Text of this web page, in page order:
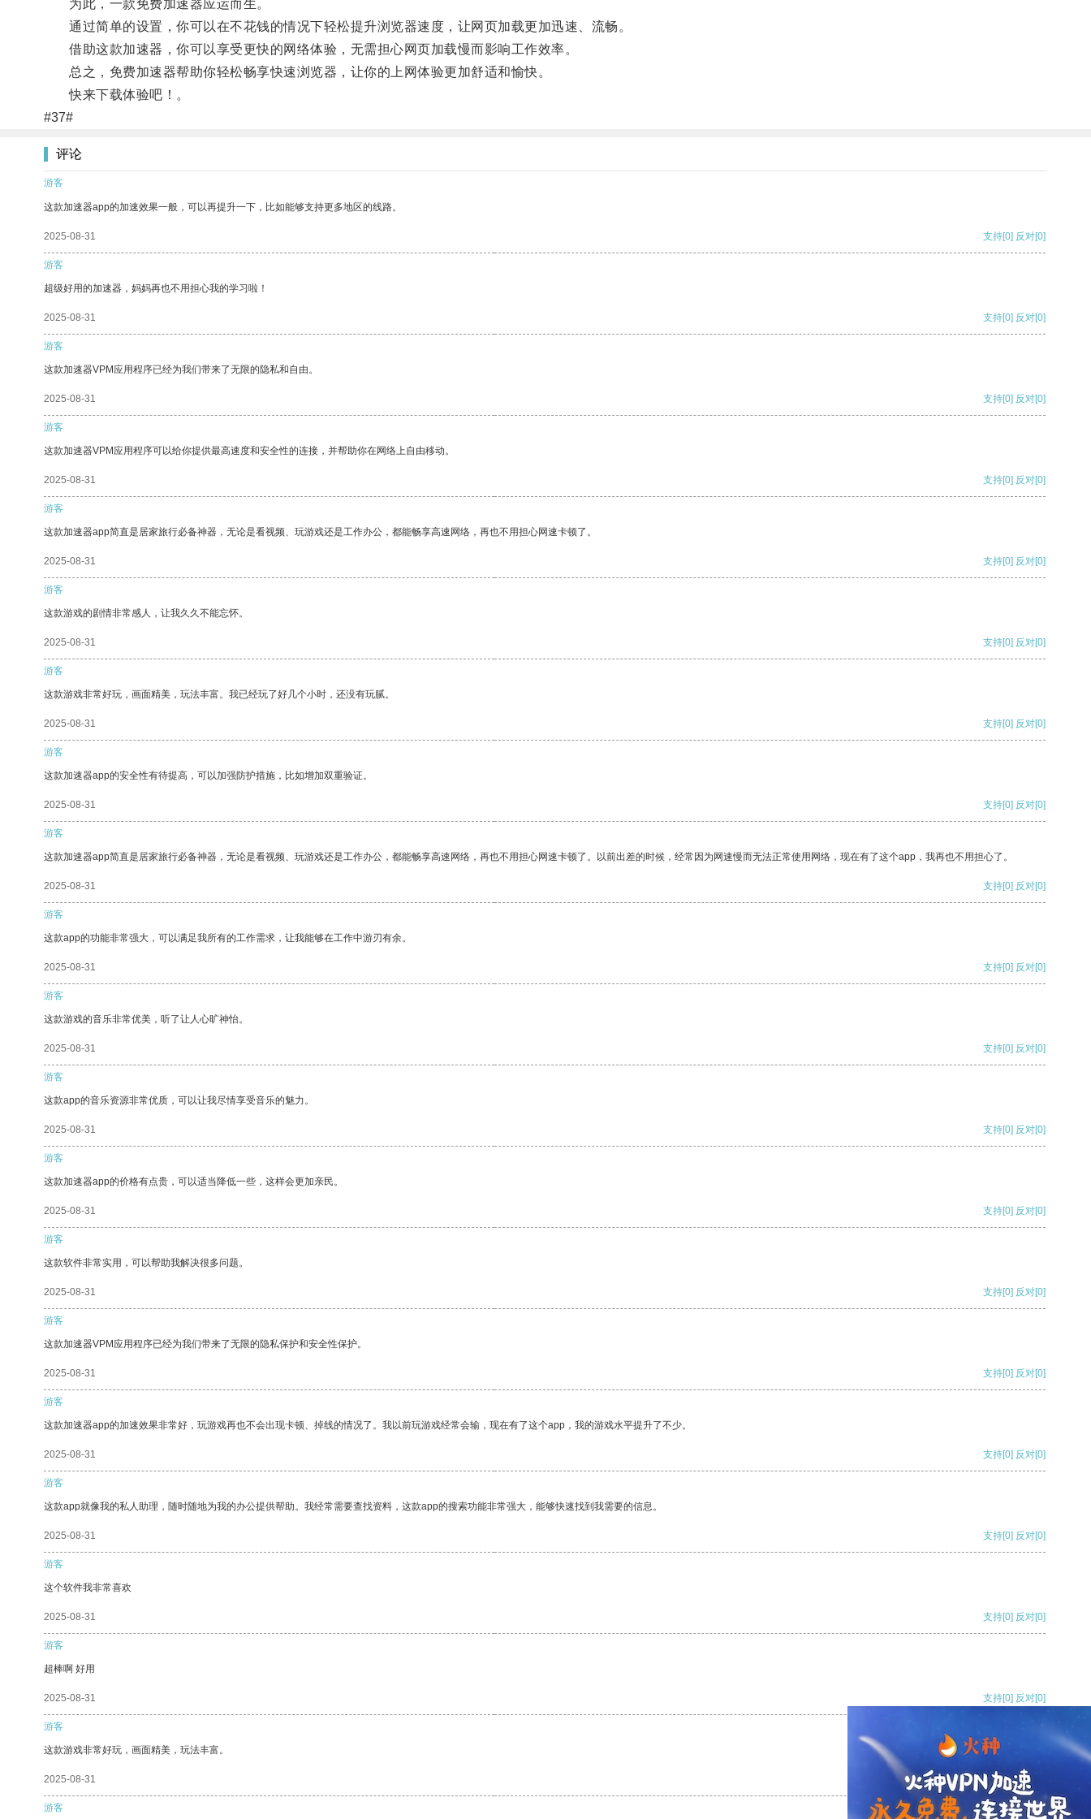
为此，一款免费加速器应运而生。
通过简单的设置，你可以在不花钱的情况下轻松提升浏览器速度，让网页加载更加迅速、流畅。
借助这款加速器，你可以享受更快的网络体验，无需担心网页加载慢而影响工作效率。
总之，免费加速器帮助你轻松畅享快速浏览器，让你的上网体验更加舒适和愉快。
快来下载体验吧！。
#37#
评论
游客
这款加速器app的加速效果一般，可以再提升一下，比如能够支持更多地区的线路。
2025-08-31 支持[0] 反对[0]
游客
超级好用的加速器，妈妈再也不用担心我的学习啦！
2025-08-31 支持[0] 反对[0]
游客
这款加速器VPM应用程序已经为我们带来了无限的隐私和自由。
2025-08-31 支持[0] 反对[0]
游客
这款加速器VPM应用程序可以给你提供最高速度和安全性的连接，并帮助你在网络上自由移动。
2025-08-31 支持[0] 反对[0]
游客
这款加速器app简直是居家旅行必备神器，无论是看视频、玩游戏还是工作办公，都能畅享高速网络，再也不用担心网速卡顿了。
2025-08-31 支持[0] 反对[0]
游客
这款游戏的剧情非常感人，让我久久不能忘怀。
2025-08-31 支持[0] 反对[0]
游客
这款游戏非常好玩，画面精美，玩法丰富。我已经玩了好几个小时，还没有玩腻。
2025-08-31 支持[0] 反对[0]
游客
这款加速器app的安全性有待提高，可以加强防护措施，比如增加双重验证。
2025-08-31 支持[0] 反对[0]
游客
这款加速器app简直是居家旅行必备神器，无论是看视频、玩游戏还是工作办公，都能畅享高速网络，再也不用担心网速卡顿了。以前出差的时候，经常因为网速慢而无法正常使用网络，现在有了这个app，我再也不用担心了。
2025-08-31 支持[0] 反对[0]
游客
这款app的功能非常强大，可以满足我所有的工作需求，让我能够在工作中游刃有余。
2025-08-31 支持[0] 反对[0]
游客
这款游戏的音乐非常优美，听了让人心旷神怡。
2025-08-31 支持[0] 反对[0]
游客
这款app的音乐资源非常优质，可以让我尽情享受音乐的魅力。
2025-08-31 支持[0] 反对[0]
游客
这款加速器app的价格有点贵，可以适当降低一些，这样会更加亲民。
2025-08-31 支持[0] 反对[0]
游客
这款软件非常实用，可以帮助我解决很多问题。
2025-08-31 支持[0] 反对[0]
游客
这款加速器VPM应用程序已经为我们带来了无限的隐私保护和安全性保护。
2025-08-31 支持[0] 反对[0]
游客
这款加速器app的加速效果非常好，玩游戏再也不会出现卡顿、掉线的情况了。我以前玩游戏经常会输，现在有了这个app，我的游戏水平提升了不少。
2025-08-31 支持[0] 反对[0]
游客
这款app就像我的私人助理，随时随地为我的办公提供帮助。我经常需要查找资料，这款app的搜索功能非常强大，能够快速找到我需要的信息。
2025-08-31 支持[0] 反对[0]
游客
这个软件我非常喜欢
2025-08-31 支持[0] 反对[0]
游客
超棒啊 好用
2025-08-31 支持[0] 反对[0]
游客
这款游戏非常好玩，画面精美，玩法丰富。
2025-08-31 支持[0] 反对
游客